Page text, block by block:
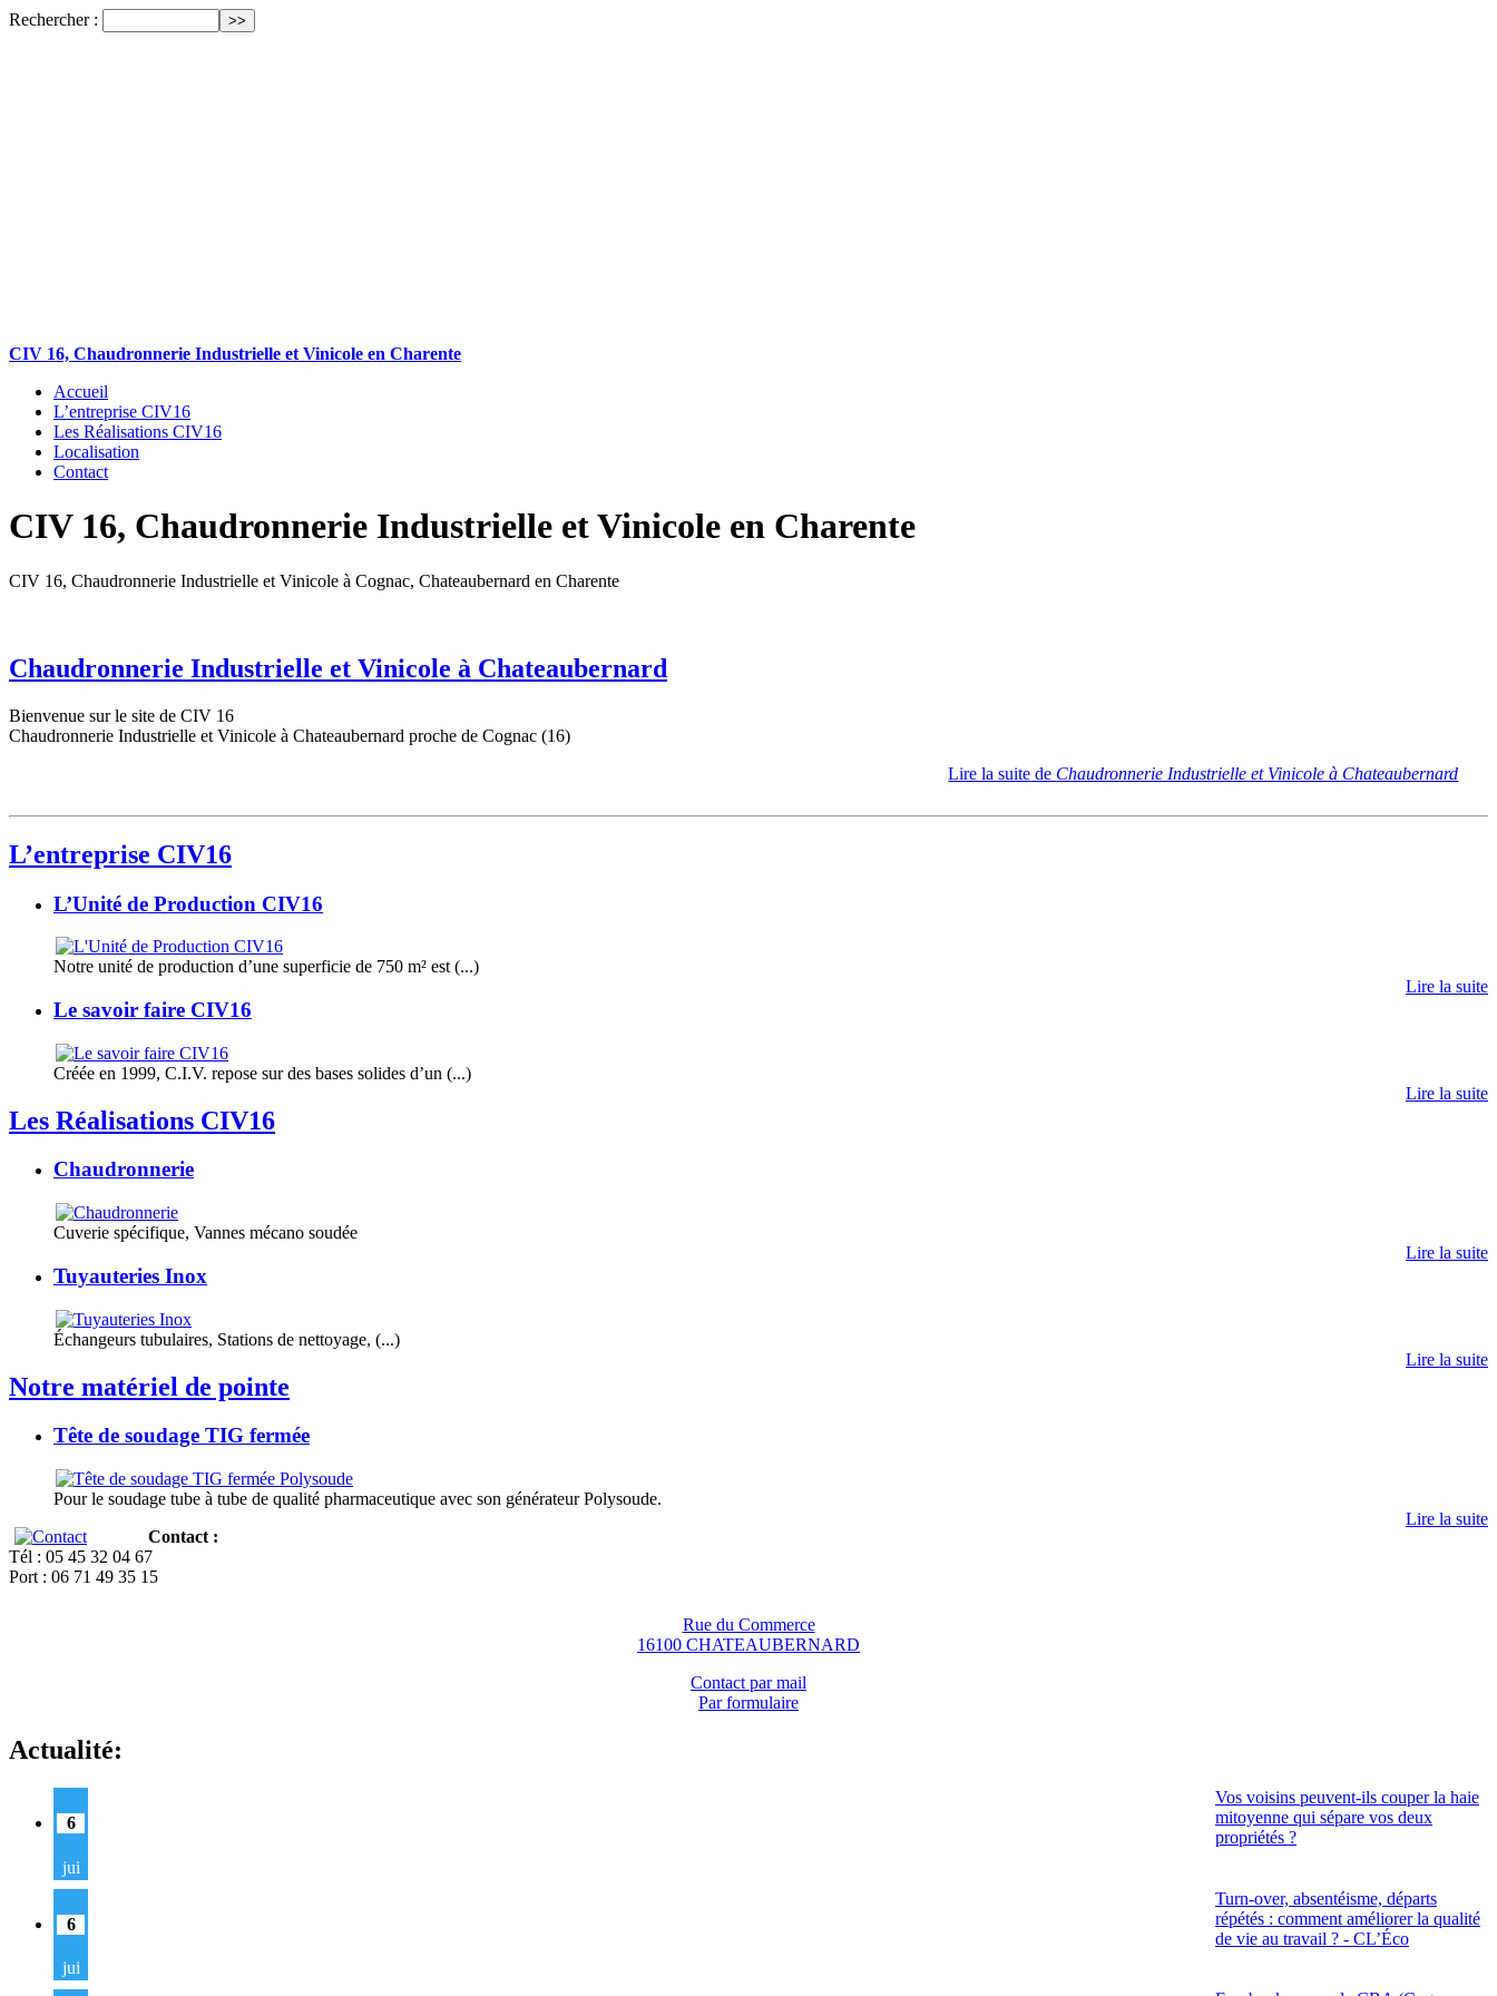
Rechercher :
CIV 16, Chaudronnerie Industrielle et Vinicole en Charente
Accueil
L’entreprise CIV16
Les Réalisations CIV16
Localisation
Contact
CIV 16, Chaudronnerie Industrielle et Vinicole en Charente
CIV 16, Chaudronnerie Industrielle et Vinicole à Cognac, Chateaubernard en Charente
Chaudronnerie Industrielle et Vinicole à Chateaubernard
Bienvenue sur le site de CIV 16
Chaudronnerie Industrielle et Vinicole à Chateaubernard proche de Cognac (16)
Lire la suite de Chaudronnerie Industrielle et Vinicole à Chateaubernard
L’entreprise CIV16
L’Unité de Production CIV16
Notre unité de production d’une superficie de 750 m² est (...)
Lire la suite
Le savoir faire CIV16
Créée en 1999, C.I.V. repose sur des bases solides d’un (...)
Lire la suite
Les Réalisations CIV16
Chaudronnerie
Cuverie spécifique, Vannes mécano soudée
Lire la suite
Tuyauteries Inox
Échangeurs tubulaires, Stations de nettoyage, (...)
Lire la suite
Notre matériel de pointe
Tête de soudage TIG fermée
Pour le soudage tube à tube de qualité pharmaceutique avec son générateur Polysoude.
Lire la suite
Contact :
Tél : 05 45 32 04 67
Port : 06 71 49 35 15
Rue du Commerce
16100 CHATEAUBERNARD
Contact par mail
Par formulaire
Actualité:
Vos voisins peuvent-ils couper la haie
mitoyenne qui sépare vos deux
propriétés ?
6
jui
Turn-over, absentéisme, départs
répétés : comment améliorer la qualité
de vie au travail ? - CL’Éco
6
jui